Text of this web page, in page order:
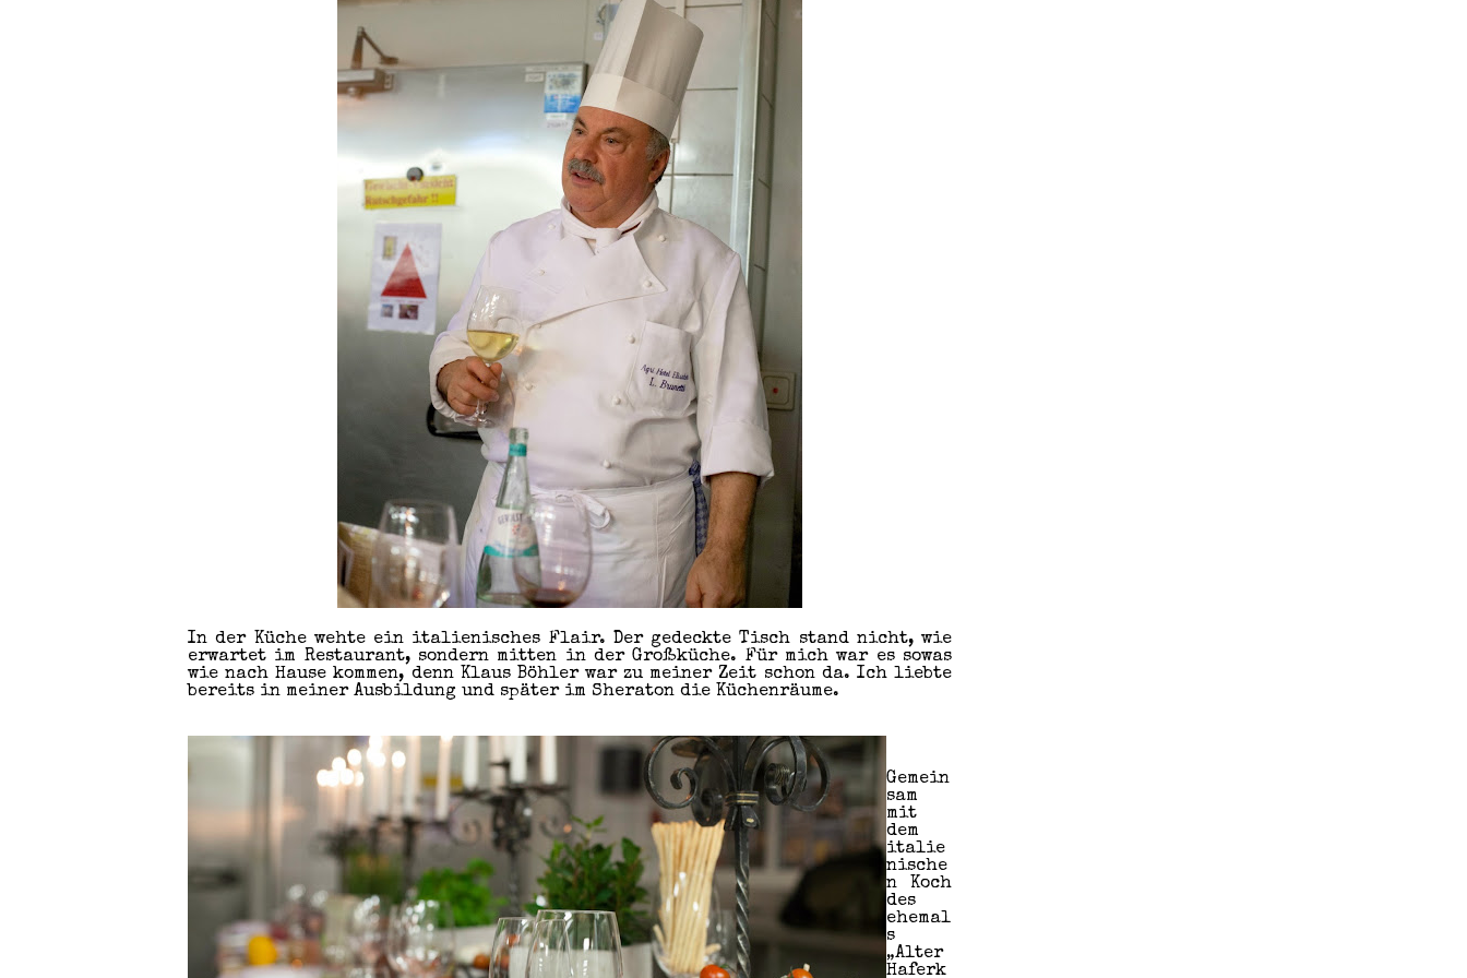
In der Küche wehte ein italienisches Flair. Der gedeckte Tisch stand nicht, wie
erwartet im Restaurant, sondern mitten in der Großküche. Für mich war es sowas
wie nach Hause kommen, denn Klaus Böhler war zu meiner Zeit schon da. Ich liebte
bereits in meiner Ausbildung und später im Sheraton die Küchenräume.
Gemein
sam
mit
dem
italie
nische
n Koch
des
ehemal
s
„Alter
Haferk